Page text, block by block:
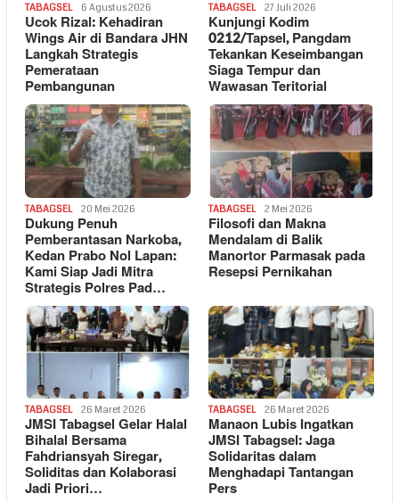
TABAGSEL 6 Agustus 2026
Ucok Rizal: Kehadiran
Wings Air di Bandara JHN
Langkah Strategis
Pemerataan
Pembangunan
TABAGSEL 27 Juli 2026
Kunjungi Kodim
0212/Tapsel, Pangdam
Tekankan Keseimbangan
Siaga Tempur dan
Wawasan Teritorial
TABAGSEL 20 Mei 2026
Dukung Penuh
Pemberantasan Narkoba,
Kedan Prabo Nol Lapan:
Kami Siap Jadi Mitra
Strategis Polres Pad…
TABAGSEL 2 Mei 2026
Filosofi dan Makna
Mendalam di Balik
Manortor Parmasak pada
Resepsi Pernikahan
TABAGSEL 26 Maret 2026
JMSI Tabagsel Gelar Halal
Bihalal Bersama
Fahdriansyah Siregar,
Soliditas dan Kolaborasi
Jadi Priori…
TABAGSEL 26 Maret 2026
Manaon Lubis Ingatkan
JMSI Tabagsel: Jaga
Solidaritas dalam
Menghadapi Tantangan
Pers